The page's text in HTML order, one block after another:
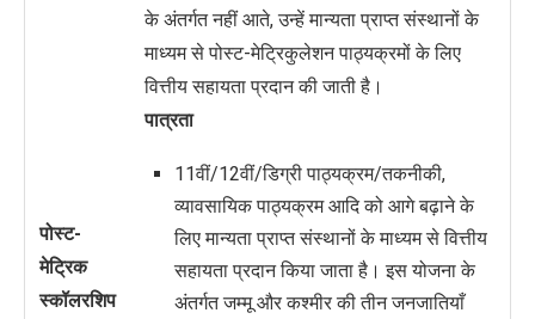
पोस्ट-
मेट्रिक
स्कॉलरशिप
के अंतर्गत नहीं आते, उन्हें मान्यता प्राप्त संस्थानों के
माध्यम से पोस्ट-मेट्रिकुलेशन पाठ्यक्रमों के लिए
वित्तीय सहायता प्रदान की जाती है।
पात्रता
11वीं/12वीं/डिग्री पाठ्यक्रम/तकनीकी,
व्यावसायिक पाठ्यक्रम आदि को आगे बढ़ाने के
लिए मान्यता प्राप्त संस्थानों के माध्यम से वित्तीय
सहायता प्रदान किया जाता है। इस योजना के
अंतर्गत जम्मू और कश्मीर की तीन जनजातियाँ